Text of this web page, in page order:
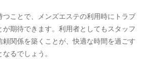
つことで、メンズエステの利用時にトラブ
期待できます。利用者としてもスタッフ
頼関係を築くことが、快適な時間を過ごす
るでしょう。